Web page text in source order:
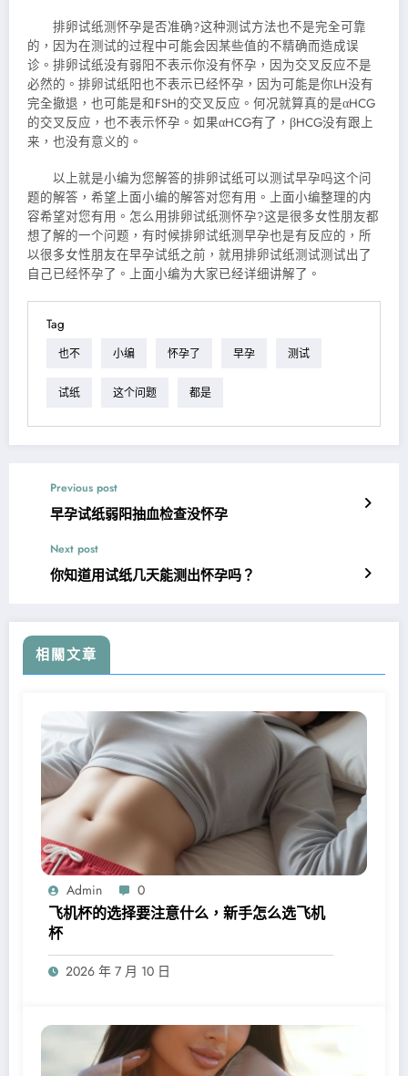
排卵试纸测怀孕是否准确?这种测试方法也不是完全可靠
的，因为在测试的过程中可能会因某些值的不精确而造成误
诊。排卵试纸没有弱阳不表示你没有怀孕，因为交叉反应不是
必然的。排卵试纸阳也不表示已经怀孕，因为可能是你LH没有
完全撤退，也可能是和FSH的交叉反应。何况就算真的是αHCG
的交叉反应，也不表示怀孕。如果αHCG有了，βHCG没有跟上
来，也没有意义的。
以上就是小编为您解答的排卵试纸可以测试早孕吗这个问
题的解答，希望上面小编的解答对您有用。上面小编整理的内
容希望对您有用。怎么用排卵试纸测怀孕?这是很多女性朋友都
想了解的一个问题，有时候排卵试纸测早孕也是有反应的，所
以很多女性朋友在早孕试纸之前，就用排卵试纸测试测试出了
自己已经怀孕了。上面小编为大家已经详细讲解了。
Tag
也不 小编 怀孕了 早孕 测试
试纸 这个问题 都是
Previous post
早孕试纸弱阳抽血检查没怀孕
Next post
你知道用试纸几天能测出怀孕吗？
相關文章
Admin 0
飞机杯的选择要注意什么，新手怎么选飞机
杯
2026 年 7 月 10 日